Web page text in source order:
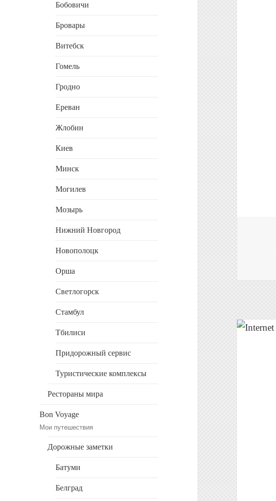
Бобовичи
Бровары
Витебск
Гомель
Гродно
Ереван
Жлобин
Киев
Минск
Могилев
Мозырь
Нижний Новгород
Новополоцк
Орша
Светлогорск
Стамбул
Тбилиси
Придорожный сервис
Туристические комплексы
Рестораны мира
Bon Voyage
Мои путешествия
Дорожные заметки
Батуми
Белград